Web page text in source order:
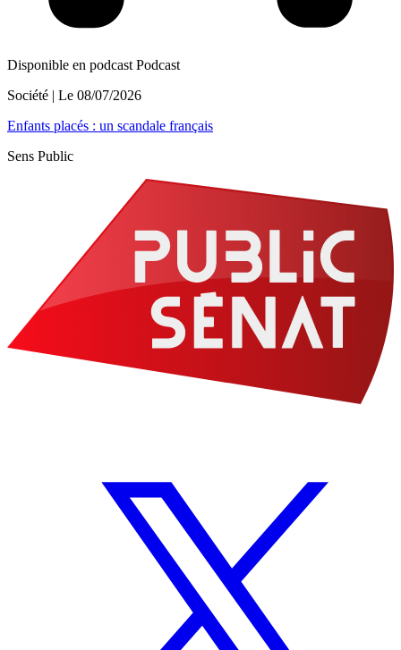
Disponible en podcast Podcast
Société | Le 08/07/2026
Enfants placés : un scandale français
Sens Public